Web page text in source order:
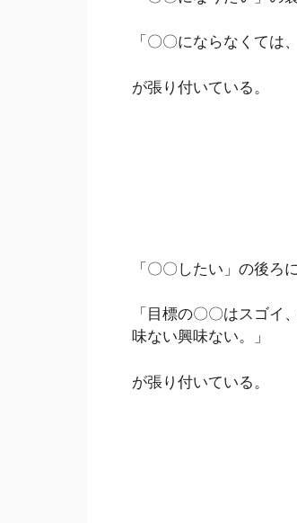
「〇〇にならなくては
が張り付いている。
「〇〇したい」の後ろに
「目標の〇〇はスゴ
味ない興味ない。」
が張り付いている。